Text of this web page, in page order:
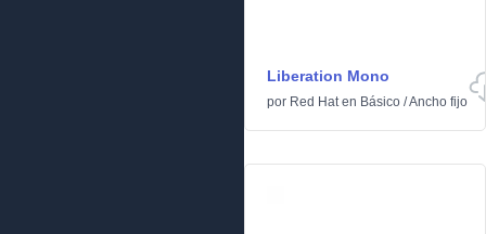
Liberation Mono
por Red Haten Básico /Ancho fijo